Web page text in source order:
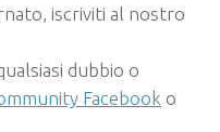
iscriviti al nostro
dubbio o
Facebook o